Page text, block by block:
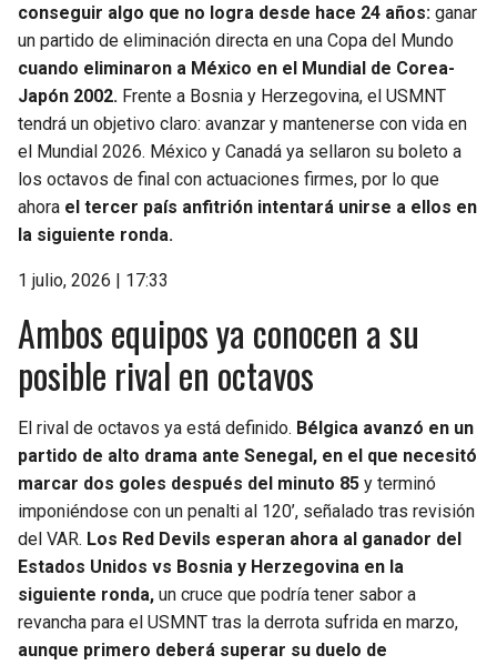
conseguir algo que no logra desde hace 24 años: ganar
un partido de eliminación directa en una Copa del Mundo
cuando eliminaron a México en el Mundial de Corea-
Japón 2002. Frente a Bosnia y Herzegovina, el USMNT
tendrá un objetivo claro: avanzar y mantenerse con vida en
el Mundial 2026. México y Canadá ya sellaron su boleto a
los octavos de final con actuaciones firmes, por lo que
ahora el tercer país anfitrión intentará unirse a ellos en
la siguiente ronda.
1 julio, 2026 | 17:33
Ambos equipos ya conocen a su
posible rival en octavos
El rival de octavos ya está definido. Bélgica avanzó en un
partido de alto drama ante Senegal, en el que necesitó
marcar dos goles después del minuto 85 y terminó
imponiéndose con un penalti al 120’, señalado tras revisión
del VAR. Los Red Devils esperan ahora al ganador del
Estados Unidos vs Bosnia y Herzegovina en la
siguiente ronda, un cruce que podría tener sabor a
revancha para el USMNT tras la derrota sufrida en marzo,
aunque primero deberá superar su duelo de